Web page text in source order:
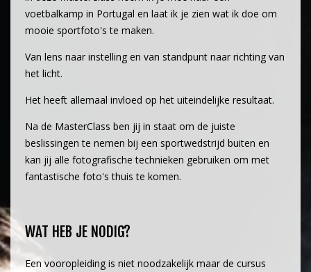
voetbalkamp in Portugal en laat ik je zien wat ik doe om
mooie sportfoto's te maken.
Van lens naar instelling en van standpunt naar richting van
het licht.
Het heeft allemaal invloed op het uiteindelijke resultaat.
Na de MasterClass ben jij in staat om de juiste
beslissingen te nemen bij een sportwedstrijd buiten en
kan jij alle fotografische technieken gebruiken om met
fantastische foto's thuis te komen.
WAT HEB JE NODIG?
Een vooropleiding is niet noodzakelijk maar de cursus